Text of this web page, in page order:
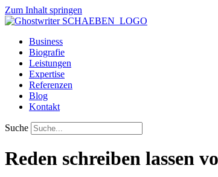
Zum Inhalt springen
Business
Biografie
Leistungen
Expertise
Referenzen
Blog
Kontakt
Suche
Reden schreiben lassen